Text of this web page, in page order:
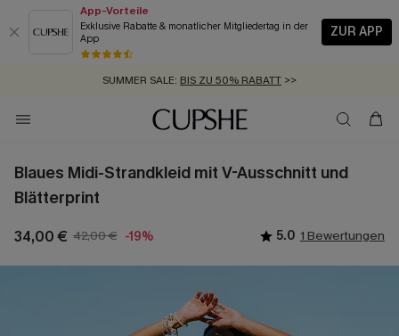
App-Vorteile
Exklusive Rabatte & monatlicher Mitgliedertag in der
App
ZUR APP
GRATIS MASSBAND MIT JEDEM SCHNELLVERSAND-ARTIKEL >>
SUMMER SALE: BIS ZU 50% RABATT >>
ZUM NEWSLETTER:BIS ZU -20% EXTRA ERHALTEN
KOSTENLOSER VERSAND AB 89 €
Blaues Midi-Strandkleid mit V-Ausschnitt und
Blätterprint
34,00 € 42,00 € -19% 5.0 1 Bewertungen